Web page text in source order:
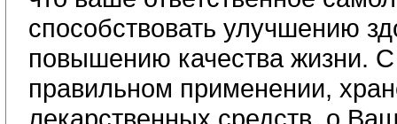
способствовать улучшению
повышению качества жизни.
правильном применении,